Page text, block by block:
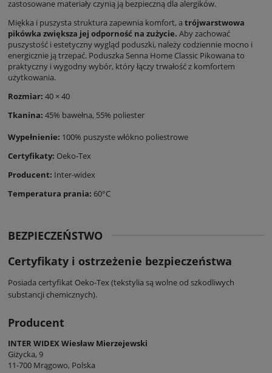
zastosowane materiały czynią ją bezpieczną dla alergików.
Miękka i puszysta struktura zapewnia komfort, a trójwarstwowa
pikówka zwiększa jej odporność na zużycie. Aby zachować
puszystość i estetyczny wygląd poduszki, należy codziennie mocno i
energicznie ją trzepać. Poduszka Senna Home Classic Pikowana to
praktyczny i wygodny wybór, który łączy trwałość z komfortem
użytkowania.
Rozmiar: 40 × 40
Tkanina: 45% bawełna, 55% poliester
Wypełnienie: 100% puszyste włókno poliestrowe
Certyfikaty: Oeko-Tex
Producent: Inter-widex
Temperatura prania: 60°C
BEZPIECZEŃSTWO
Certyfikaty i ostrzeżenie bezpieczeństwa
Posiada certyfikat Oeko-Tex (tekstylia są wolne od szkodliwych
substancji chemicznych).
Producent
INTER WIDEX Wiesław Mierzejewski
Giżycka, 9
11-700 Mrągowo, Polska